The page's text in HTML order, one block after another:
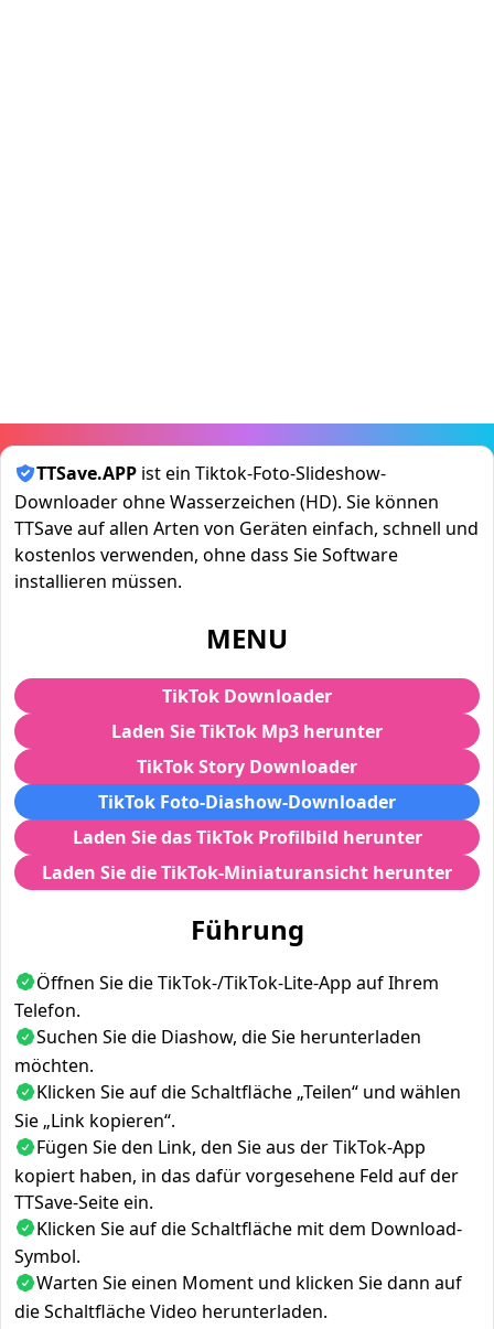
TTSave.APP ist ein Tiktok-Foto-Slideshow-
Downloader ohne Wasserzeichen (HD). Sie können
TTSave auf allen Arten von Geräten einfach, schnell und
kostenlos verwenden, ohne dass Sie Software
installieren müssen.
MENU
TikTok Downloader
Laden Sie TikTok Mp3 herunter
TikTok Story Downloader
TikTok Foto-Diashow-Downloader
Laden Sie das TikTok Profilbild herunter
Laden Sie die TikTok-Miniaturansicht herunter
Führung
Öffnen Sie die TikTok-/TikTok-Lite-App auf Ihrem
Telefon.
Suchen Sie die Diashow, die Sie herunterladen
möchten.
Klicken Sie auf die Schaltfläche „Teilen“ und wählen
Sie „Link kopieren“.
Fügen Sie den Link, den Sie aus der TikTok-App
kopiert haben, in das dafür vorgesehene Feld auf der
TTSave-Seite ein.
Klicken Sie auf die Schaltfläche mit dem Download-
Symbol.
Warten Sie einen Moment und klicken Sie dann auf
die Schaltfläche Video herunterladen.